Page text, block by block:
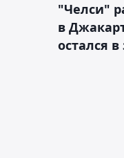
"Челси"
в
остался в